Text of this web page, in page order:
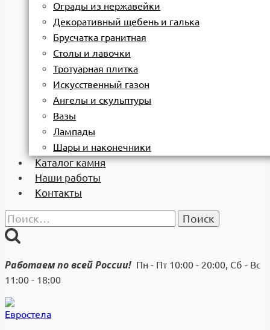
Ограды из нержавейки
Декоративный щебень и галька
Брусчатка гранитная
Столы и лавочки
Тротуарная плитка
Искусственный газон
Ангелы и скульптуры
Вазы
Лампады
Шары и наконечники
Каталог камня
Наши работы
Контакты
Найти:
Работаем по всей России! Пн - Пт 10:00 - 20:00, Сб - Вс
11:00 - 18:00